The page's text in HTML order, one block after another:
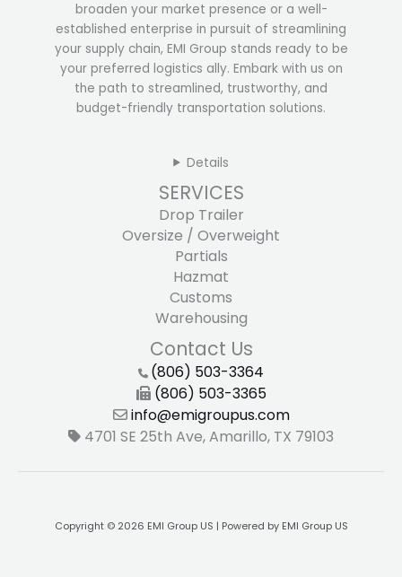
broaden your market presence or a well-
established enterprise in pursuit of streamlining
your supply chain, EMI Group stands ready to be
your preferred logistics ally. Embark with us on
the path to streamlined, trustworthy, and
budget-friendly transportation solutions.
Details
SERVICES
Drop Trailer
Oversize / Overweight
Partials
Hazmat
Customs
Warehousing
Contact Us
(806) 503-3364
(806) 503-3365
info@emigroupus.com
4701 SE 25th Ave, Amarillo, TX 79103
Copyright © 2026 EMI Group US | Powered by EMI Group US